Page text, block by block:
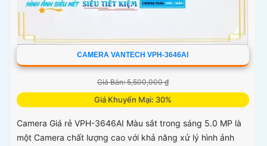
CAMERA VANTECH VPH-3646AI
Giá Bán: 5,500,000 ₫
Giá Khuyến Mại: 30%
Camera Giá rẻ VPH-3646AI Màu sắt trong sáng 5.0 MP là
một Camera chất lượng cao với khả năng xử lý hình ảnh